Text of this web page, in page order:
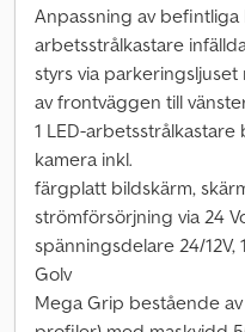
Anpassning av befintliga
arbetsstrålkastare
styrs via
av frontväggen till
1 LED-
kamera inkl.
färgplatt bildskärm,
strömförsörjning via 24
spänningsdelare 24/12V,
Golv
Mega Grip bestående